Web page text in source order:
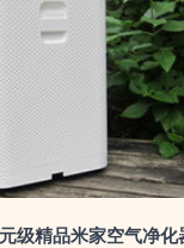
级精品米家空气净